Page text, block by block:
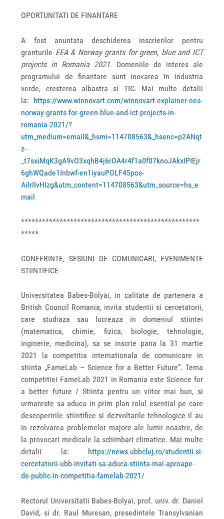
OPORTUNITATI DE FINANTARE
A fost anuntata deschiderea inscrierilor pentru
granturile EEA & Norway grants for green, blue and ICT
projects in Romania 2021. Domeniile de interes ale
programului de finantare sunt inovarea în industria
verde, cresterea albastra si TIC. Mai multe detalii
la: https://www.winnovart.com/winnovart-explainer-eea-
norway-grants-for-green-blue-and-ict-projects-in-
romania-2021/?
utm_medium=email&_hsmi=114708563&_hsenc=p2ANqt
z-
_t7sxiMqK3gA9vO3xqhB4j6rOA4r4f1a0f07knoJAkxIPIEjr
6ghWQade1Inbwf-en1iyauPOLF45pos-
AilrIIvHIzg&utm_content=114708563&utm_source=hs_e
mail
***************************************************
*****
CONFERINTE, SESIUNI DE COMUNICARI, EVENIMENTE
STIINTIFICE
Universitatea Babes-Bolyai, in calitate de partenera a
British Council Romania, invita studentii si cercetatorii,
care studiaza sau lucreaza in domeniul stiintei
(matematica, chimie, fizica, biologie, tehnologie,
inginerie, medicina), sa se inscrie pana la 31 martie
2021 la competitia internationala de comunicare in
stiinta „FameLab – Science for a Better Future”. Tema
competitiei FameLab 2021 in Romania este Science for
a better future / Stiinta pentru un viitor mai bun, si
urmareste sa aduca in prim plan rolul esential pe care
descoperirile stiintifice si dezvoltarile tehnologice il au
in rezolvarea problemelor majore ale lumii noastre, de
la provocari medicale la schimbari climatice. Mai multe
detalii la:
https://news.ubbcluj.ro/studentii-si-
cercetatorii-ubb-invitati-sa-aduca-stiinta-mai-aproape-
de-public-in-competitia-famelab-2021/
Rectorul Universitatii Babes-Bolyai, prof. univ. dr. Daniel
David, si dr. Raul Muresan, presedintele Transylvanian